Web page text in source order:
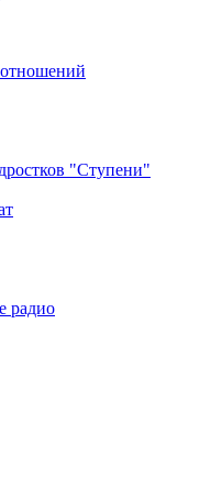
"Ступени"
радио